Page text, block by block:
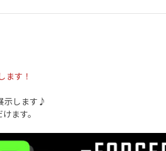
ます！
示します♪
ます。